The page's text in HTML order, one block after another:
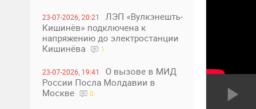
23-07-2026, 20:21
ЛЭП «Вулкэнешть-
Кишинёв» подключена к
напряжению до электростанции
Кишинёва
1
23-07-2026, 19:41
О вызове в МИД
России Посла Молдавии в
Москве
0